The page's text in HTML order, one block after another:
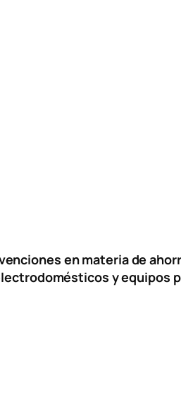
en materia de
y equipos